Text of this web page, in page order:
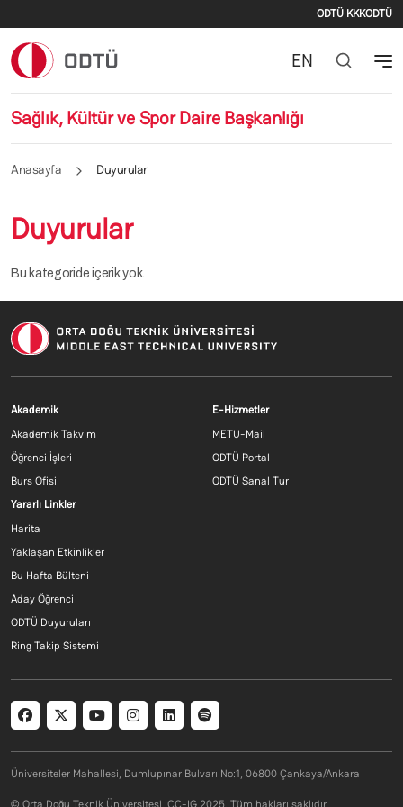
İkincil
ODTÜ KKKODTÜ
Sağlık, Kültür ve Spor Daire Başkanlığı
EN
Anasayfa Duyurular
Duyurular
Bu kategoride içerik yok.
Footer menu 1 TR
Akademik
Akademik Takvim
Öğrenci İşleri
Burs Ofisi
Footer menu 2
E-Hizmetler
METU-Mail
ODTÜ Portal
ODTÜ Sanal Tur
Footer menu 3 TR
Yararlı Linkler
Harita
Yaklaşan Etkinlikler
Bu Hafta Bülteni
Aday Öğrenci
ODTÜ Duyuruları
Ring Takip Sistemi
Social menu
Üniversiteler Mahallesi, Dumlupınar Bulvarı No:1, 06800 Çankaya/Ankara